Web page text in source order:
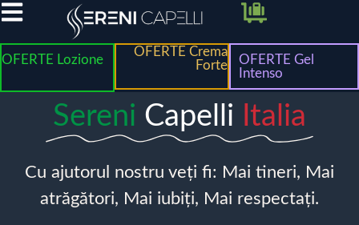
OFERTE Lozione
OFERTE Crema
Forte
OFERTE Gel
Intenso
Sereni Capelli Italia
Cu ajutorul nostru veți fi: Mai tineri, Mai
atrăgători, Mai iubiți, Mai respectați.